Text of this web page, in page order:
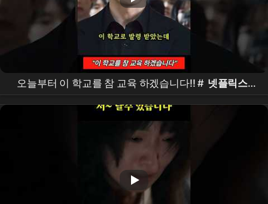
오늘부터 이 학교를 참 교육 하겠습니다!! # 넷플릭스
# 참교육 # 김무열 #shorts